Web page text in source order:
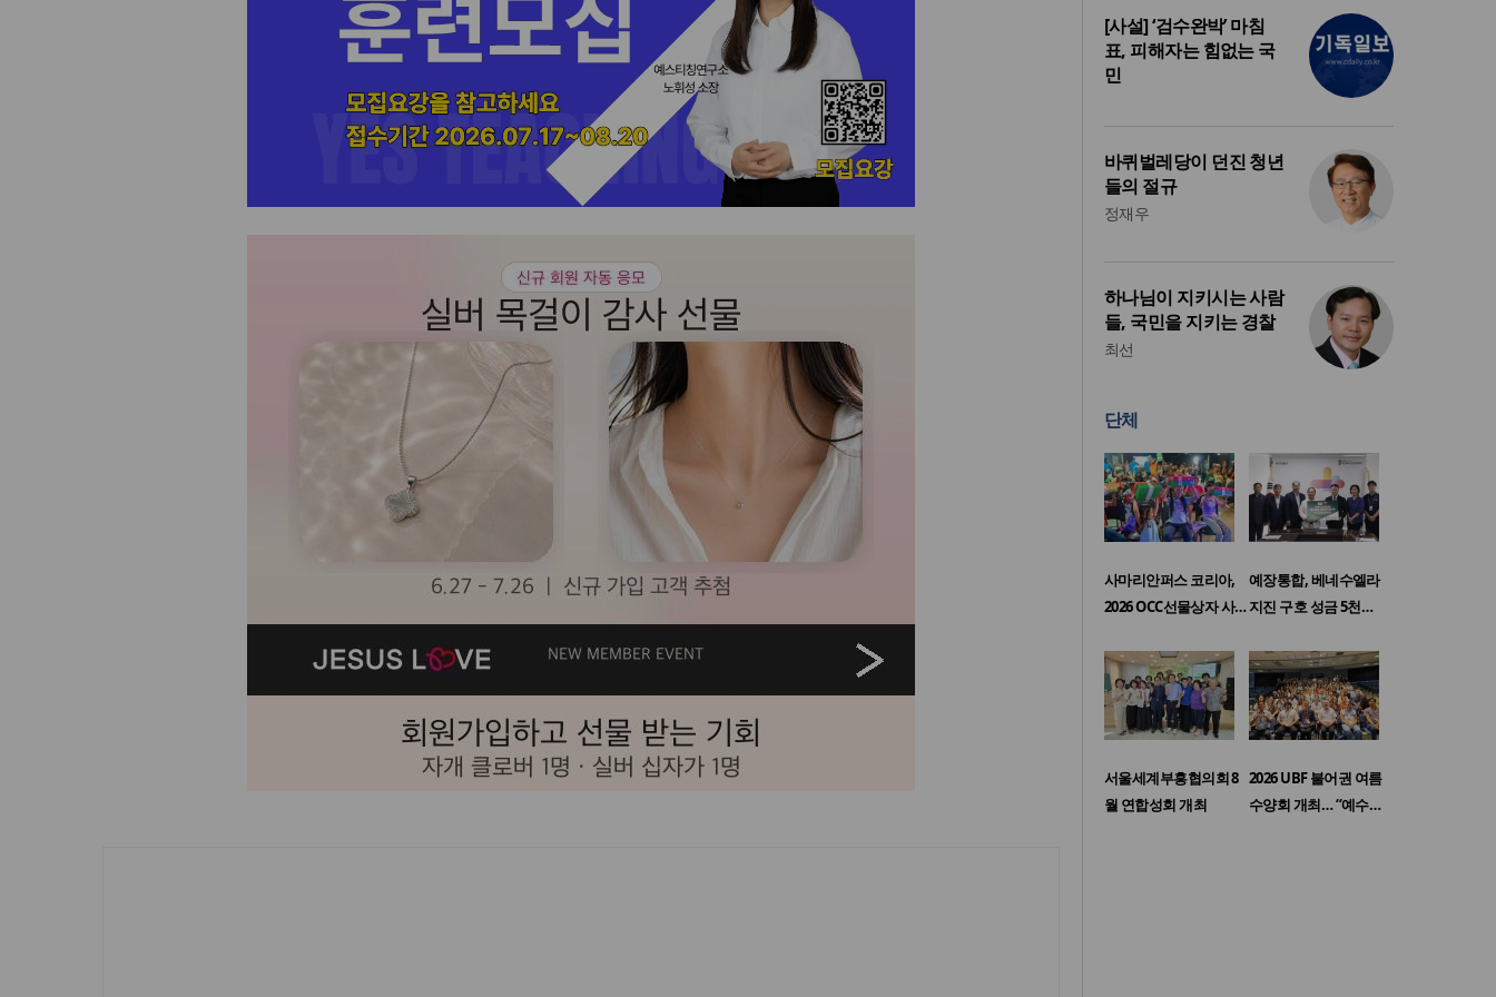
[사설] ‘검수완박’ 마침
표, 피해자는 힘없는 국
민
바퀴벌레당이 던진 청년
들의 절규
정재우
하나님이 지키시는 사람
들, 국민을 지키는 경찰
최선
단체
사마리안퍼스 코리아,
2026 OCC선물상자 사…
예장통합, 베네수엘라
지진 구호 성금 5천…
서울세계부흥협의회 8
월 연합성회 개최
2026 UBF 불어권 여름
수양회 개최… “예수…